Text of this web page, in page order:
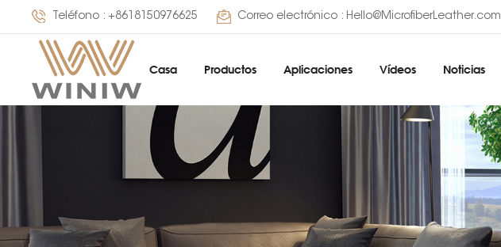
Teléfono : +8618150976625 Correo electrónico : Hello@MicrofiberLeather.com
Casa Productos Aplicaciones Vídeos Noticias